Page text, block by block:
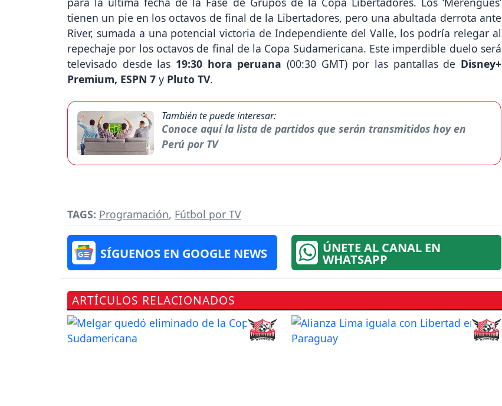
tienen un pie en los octavos de final de la Libertadores, pero una abultada derrota ante
River, sumada a una potencial victoria de Independiente del Valle, los podría relegar al
repechaje por los octavos de final de la Copa Sudamericana. Este imperdible duelo será
televisado desde las 19:30 hora peruana (00:30 GMT) por las pantallas de Disney+
Premium, ESPN 7 y Pluto TV.
También te puede interesar:
Conoce aquí la lista de partidos que serán transmitidos hoy en
Perú por TV
TAGS: Programación, Fútbol por TV
SÍGUENOS EN GOOGLE NEWS ÚNETE AL CANAL EN
WHATSAPP
ARTÍCULOS RELACIONADOS